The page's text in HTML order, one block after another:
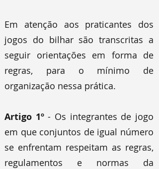
Em atenção aos praticantes dos
jogos do bilhar são transcritas a
seguir orientações em forma de
regras, para o mínimo de
organização nessa prática.
Artigo 1º- Os integrantes de jogo
em que conjuntos de igual número
se enfrentam respeitam as regras,
regulamentos e normas da